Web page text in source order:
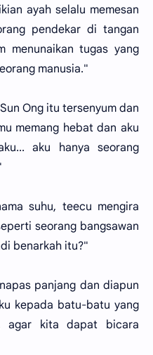
ayah selalu memesan
pendekar di tangan
menunaikan tugas yang
manusia."
Ong itu tersenyum dan
memang hebat dan aku
aku hanya seorang
suhu, teecu mengira
seorang bangsawan
benarkah itu?"
panjang dan diapun
kepada batu-batu yang
agar kita dapat bicara